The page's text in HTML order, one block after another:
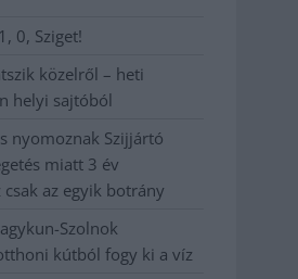
0, Sziget!
közelről – heti
helyi sajtóból
nyomoznak Szijjártó
miatt 3 év
csak az egyik botrány
Szolnok
kútból fogy ki a víz